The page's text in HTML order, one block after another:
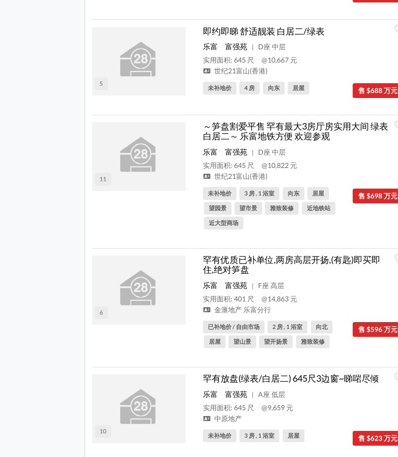
5
即约即睇 舒适靓装 白居二/绿表
乐富 富强苑 |
D座 中层
实用面积: 645 尺
@10,667 元
世纪21富山(香港)
售 $688 万元
未补地价 4 房 向东 居屋
11
～笋盘割爱平售 罕有最大3房厅房实用大间 绿表
白居二～ 乐富地铁方便 欢迎参观
乐富 富强苑 |
D座 中层
实用面积: 645 尺
@10,822 元
世纪21富山(香港)
售 $698 万元
未补地价 3 房 , 1 浴室 向东
居屋
望园景
望市景 雅致装修
近地铁站
近大型商场
6
罕有优质已补单位,两房高层开扬,(有匙)即买即
住,绝对笋盘
乐富 富强苑 |
F座 高层
实用面积: 401 尺
@14,863 元
金滙地产 乐富分行
售 $596 万元
已补地价 / 自由市场 2 房 , 1 浴室
向北
居屋
望山景 望开扬景 雅致装修
10
罕有放盘(绿表/白居二) 645尺3边窗~睇啱尽倾
乐富 富强苑 |
A座 低层
实用面积: 645 尺
@9,659 元
中原地产
售 $623 万元
未补地价 3 房 , 1 浴室 居屋